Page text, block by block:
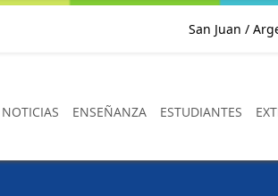
San Juan /
NOTICIAS ENSEÑANZA ESTUDIANTES